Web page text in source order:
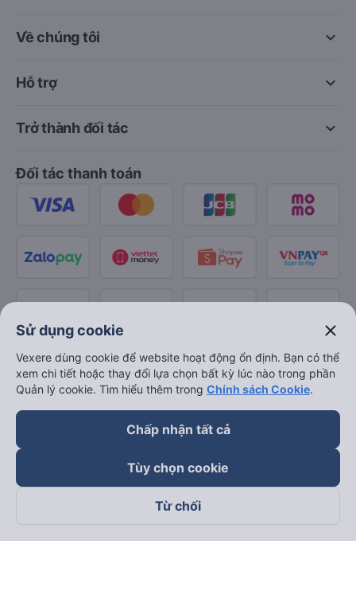
keyboard_arrow_down
Về chúng tôi
keyboard_arrow_down
Hỗ trợ
keyboard_arrow_down
Trở thành đối tác
Đối tác thanh toán
Theo dõi chúng tôi trên
Sử dụng cookie close
Vexere dùng cookie để website hoạt động ổn định. Bạn có thể
xem chi tiết hoặc thay đổi lựa chọn bất kỳ lúc nào trong phần
Quản lý cookie. Tìm hiểu thêm trong Chính sách Cookie.
Chấp nhận tất cả
Tùy chọn cookie
Từ chối